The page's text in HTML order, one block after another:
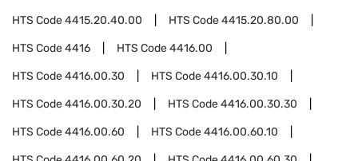
HTS Code4415.20.40.00 HTS Code4415.20.80.00
HTS Code4416 HTS Code4416.00
HTS Code4416.00.30 HTS Code4416.00.30.10
HTS Code4416.00.30.20 HTS Code4416.00.30.30
HTS Code4416.00.60 HTS Code4416.00.60.10